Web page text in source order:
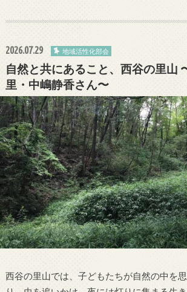
2026.07.29 地域活性化部会
自然と共にあること、西谷の里山
里・中嶋静香さん〜
西谷の里山では、子どもたちが自然の中を